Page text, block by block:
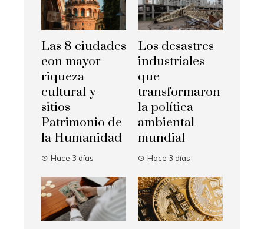
Las 8 ciudades
con mayor
riqueza
cultural y
sitios
Patrimonio de
la Humanidad
Hace 3 días
Los desastres
industriales
que
transformaron
la política
ambiental
mundial
Hace 3 días